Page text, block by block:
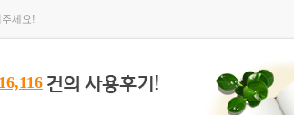
세요!
16,116